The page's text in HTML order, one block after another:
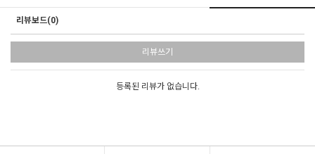
리뷰보드(0)
리뷰쓰기
등록된 리뷰가 없습니다.